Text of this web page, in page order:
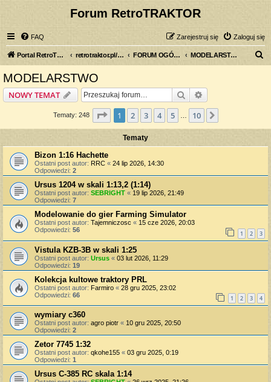
Forum RetroTRAKTOR
FAQ Zaloguj się
Zarejestruj się
Portal RetroTRAKTOR.pl retrotraktor.pl/forum FORUM OGÓLNE MODELARSTWO
MODELARSTWO
NOWY TEMAT Szukaj
Tematy: 248 Strona1 z10
1 2 3 4 5 10
Tematy
Bizon 1:16 Hachette
Ostatni post autor: RRC « 24 lip 2026, 14:30
Odpowiedzi: 2
Ursus 1204 w skali 1:13,2 (1:14)
Ostatni post autor: SEBRIGHT « 19 lip 2026, 21:49
Odpowiedzi: 7
Modelowanie do gier Farming Simulator
Ostatni post autor: Tajemniczosc « 15 cze 2026, 20:03
Odpowiedzi: 56 1 2 3
Vistula KZB-3B w skali 1:25
Ostatni post autor: Ursus « 03 lut 2026, 11:29
Odpowiedzi: 19
Kolekcja kultowe traktory PRL
Ostatni post autor: Farmiro « 28 gru 2025, 23:02
Odpowiedzi: 66 1 2 3 4
wymiary c360
Ostatni post autor: agro piotr « 10 gru 2025, 20:50
Odpowiedzi: 2
Zetor 7745 1:32
Ostatni post autor: qkohe155 « 03 gru 2025, 0:19
Odpowiedzi: 1
Ursus C-385 RC skala 1:14